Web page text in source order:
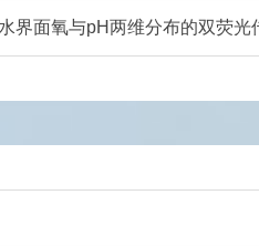
界面氧与pH两维分布的双荧光